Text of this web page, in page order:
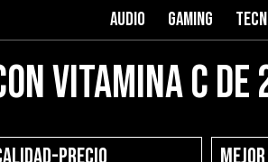
AUDIO GAMING
vitamina c